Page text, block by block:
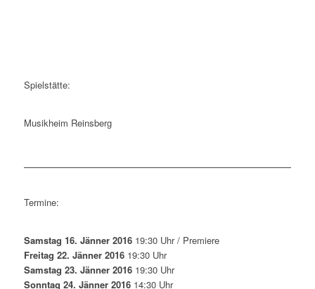
Spielstätte:
Musikheim Reinsberg
Termine:
Samstag 16. Jänner 201619:30 Uhr / Premiere
Freitag 22. Jänner 201619:30 Uhr
Samstag 23. Jänner 201619:30 Uhr
Sonntag 24. Jänner 201614:30 Uhr